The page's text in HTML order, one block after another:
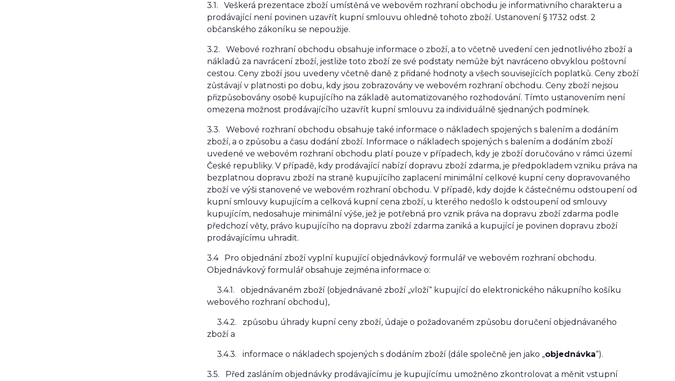
3.1. Veškerá prezentace zboží umístěná ve webovém rozhraní obchodu je informativního charakteru a
prodávající není povinen uzavřít kupní smlouvu ohledně tohoto zboží. Ustanovení § 1732 odst. 2
občanského zákoníku se nepoužije.
3.2. Webové rozhraní obchodu obsahuje informace o zboží, a to včetně uvedení cen jednotlivého zboží a
nákladů za navrácení zboží, jestliže toto zboží ze své podstaty nemůže být navráceno obvyklou poštovní
cestou. Ceny zboží jsou uvedeny včetně daně z přidané hodnoty a všech souvisejících poplatků. Ceny zboží
zůstávají v platnosti po dobu, kdy jsou zobrazovány ve webovém rozhraní obchodu. Ceny zboží nejsou
přizpůsobovány osobě kupujícího na základě automatizovaného rozhodování. Tímto ustanovením není
omezena možnost prodávajícího uzavřít kupní smlouvu za individuálně sjednaných podmínek.
3.3. Webové rozhraní obchodu obsahuje také informace o nákladech spojených s balením a dodáním
zboží, a o způsobu a času dodání zboží. Informace o nákladech spojených s balením a dodáním zboží
uvedené ve webovém rozhraní obchodu platí pouze v případech, kdy je zboží doručováno v rámci území
České republiky. V případě, kdy prodávající nabízí dopravu zboží zdarma, je předpokladem vzniku práva na
bezplatnou dopravu zboží na straně kupujícího zaplacení minimální celkové kupní ceny dopravovaného
zboží ve výši stanovené ve webovém rozhraní obchodu. V případě, kdy dojde k částečnému odstoupení od
kupní smlouvy kupujícím a celková kupní cena zboží, u kterého nedošlo k odstoupení od smlouvy
kupujícím, nedosahuje minimální výše, jež je potřebná pro vznik práva na dopravu zboží zdarma podle
předchozí věty, právo kupujícího na dopravu zboží zdarma zaniká a kupující je povinen dopravu zboží
prodávajícímu uhradit.
3.4 Pro objednání zboží vyplní kupující objednávkový formulář ve webovém rozhraní obchodu.
Objednávkový formulář obsahuje zejména informace o:
3.4.1. objednávaném zboží (objednávané zboží „vloží“ kupující do elektronického nákupního košíku
webového rozhraní obchodu),
3.4.2. způsobu úhrady kupní ceny zboží, údaje o požadovaném způsobu doručení objednávaného
zboží a
3.4.3. informace o nákladech spojených s dodáním zboží (dále společně jen jako „objednávka“).
3.5. Před zasláním objednávky prodávajícímu je kupujícímu umožněno zkontrolovat a měnit vstupní